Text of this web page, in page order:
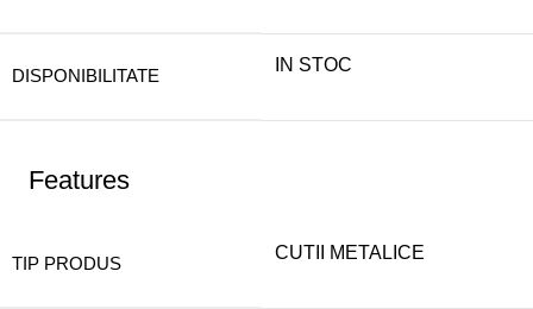
DISPONIBILITATE
IN STOC
Features
TIP PRODUS
CUTII METALICE